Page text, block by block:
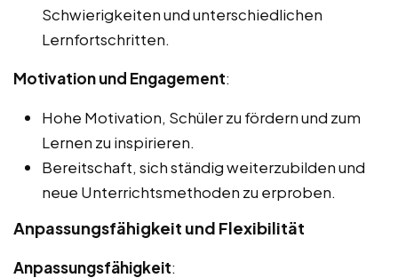
Schwierigkeiten und unterschiedlichen
Lernfortschritten.
Motivation und Engagement:
Hohe Motivation, Schüler zu fördern und zum
Lernen zu inspirieren.
Bereitschaft, sich ständig weiterzubilden und
neue Unterrichtsmethoden zu erproben.
Anpassungsfähigkeit und Flexibilität
Anpassungsfähigkeit: